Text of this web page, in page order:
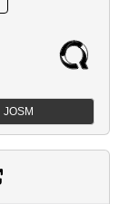
JOSM